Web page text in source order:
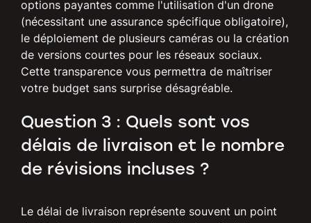
options payantes comme l'utilisation d'un drone
(nécessitant une assurance spécifique obligatoire),
le déploiement de plusieurs caméras ou la création
de versions courtes pour les réseaux sociaux.
Cette transparence vous permettra de maîtriser
votre budget sans surprise désagréable.
Question 3 : Quels sont vos
délais de livraison et le nombre
de révisions incluses ?
Le délai de livraison représente souvent un point